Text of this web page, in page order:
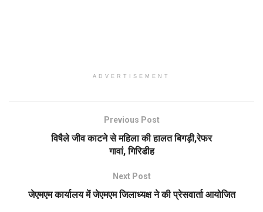
ADVERTISEMENT
Previous Post
विषैले जीव काटने से महिला की हालत बिगड़ी,रेफर
गावां, गिरिडीह
Next Post
जेएमएम कार्यालय में जेएमएम जिलाध्यक्ष ने की प्रेसवार्ता आयोजित